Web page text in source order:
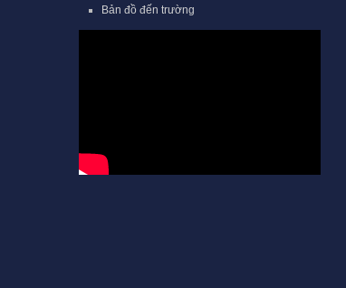
Bản đồ đến trường